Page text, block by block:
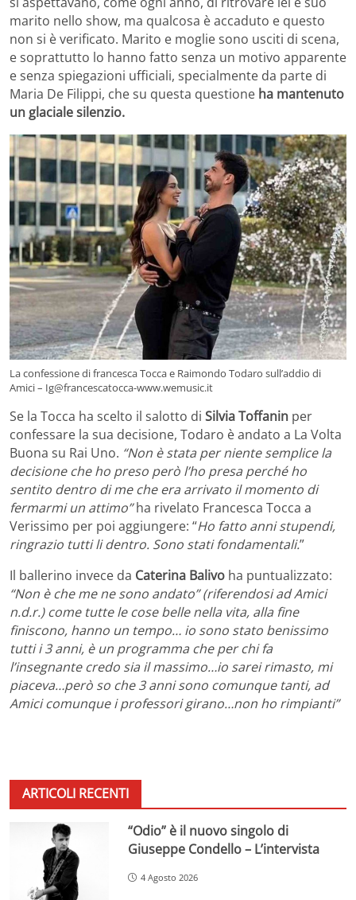
marito nello show, ma qualcosa è accaduto e questo
non si è verificato. Marito e moglie sono usciti di scena,
e soprattutto lo hanno fatto senza un motivo apparente
e senza spiegazioni ufficiali, specialmente da parte di
Maria De Filippi, che su questa questione ha mantenuto
un glaciale silenzio.
La confessione di francesca Tocca e Raimondo Todaro sull’addio di
Amici – Ig@francescatocca-www.wemusic.it
Se la Tocca ha scelto il salotto di Silvia Toffanin per
confessare la sua decisione, Todaro è andato a La Volta
Buona su Rai Uno. “Non è stata per niente semplice la
decisione che ho preso però l’ho presa perché ho
sentito dentro di me che era arrivato il momento di
fermarmi un attimo”ha rivelato Francesca Tocca a
Verissimo per poi aggiungere: “Ho fatto anni stupendi,
ringrazio tutti li dentro. Sono stati fondamentali.”
Il ballerino invece da Caterina Balivo ha puntualizzato:
“Non è che me ne sono andato” (riferendosi ad Amici
n.d.r.) come tutte le cose belle nella vita, alla fine
finiscono, hanno un tempo… io sono stato benissimo
tutti i 3 anni, è un programma che per chi fa
l’insegnante credo sia il massimo…io sarei rimasto, mi
piaceva…però so che 3 anni sono comunque tanti, ad
Amici comunque i professori girano…non ho rimpianti”
ARTICOLI RECENTI
“Odio” è il nuovo singolo di
Giuseppe Condello – L’intervista
4 Agosto 2026